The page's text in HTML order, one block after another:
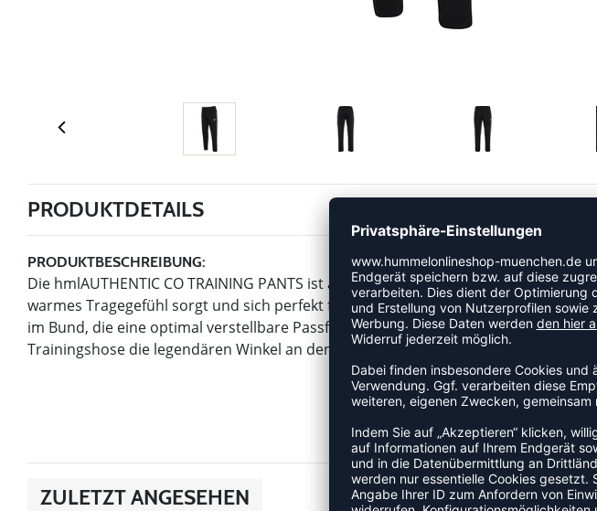
PRODUKTDETAILS
PRODUKTBESCHREIBUNG:
Die hmlAUTHENTIC CO TRAINING PANTS ist aus bequemem Sweatstoff gefertigt,
warmes Tragegefühl sorgt und sich perfekt für jede Aktivität eignet. Sie verfügt
im Bund, die eine optimal verstellbare Passform bietet. Neben den seitlichen
Trainingshose die legendären Winkel an den Seiten und ein gedrucktes Logo für ein
ZULETZT ANGESEHEN